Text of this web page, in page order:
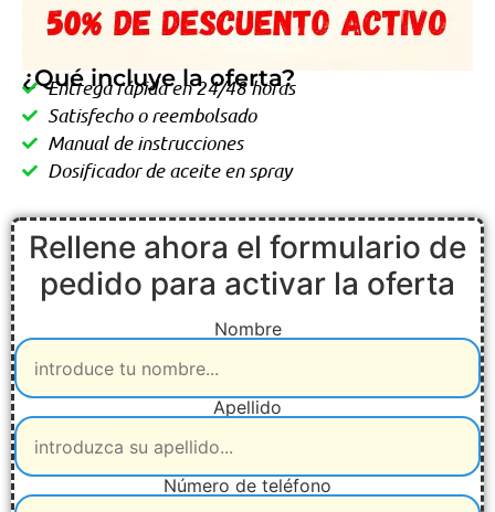
¿Qué incluye la oferta?
Entrega rápida en 24/48 horas
Satisfecho o reembolsado
Manual de instrucciones
Dosificador de aceite en spray
Rellene ahora el formulario de
pedido para activar la oferta
Nombre
Apellido
Número de teléfono